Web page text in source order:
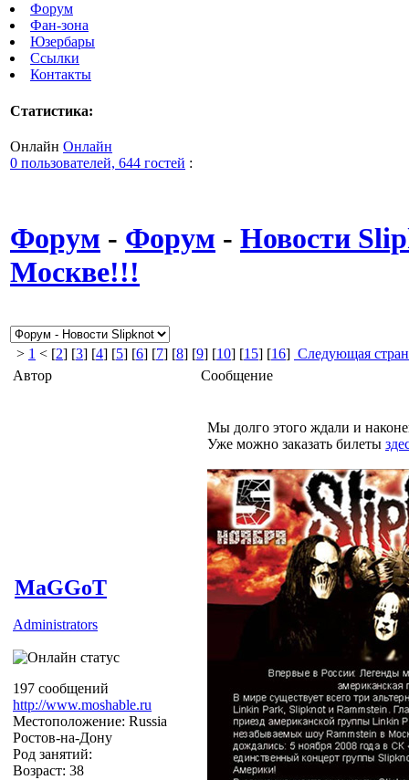
Форум
Фан-зона
Юзербары
Ссылки
Контакты
Статистика:
Онлайн Онлайн
0 пользователей, 644 гостей :
Форум - Форум - Новости
Москве!!!
> 1 < [2] [3] [4] [5] [6] [7] [8] [9] [10] [15] [16] Следующая
Автор
Сообщение
MaGGoT
Administrators
197 сообщений
http://www.moshable.ru
Местоположение: Russia
Ростов-на-Дону
Род занятий:
Возраст: 38
Мы долго этого ждали и
Уже можно заказать билеты